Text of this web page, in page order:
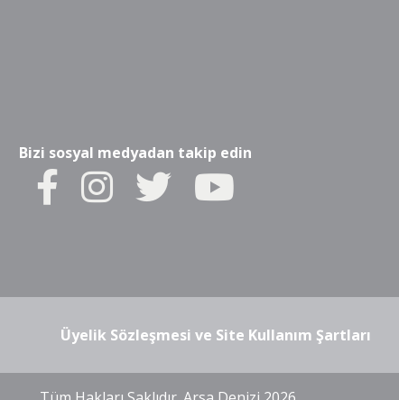
Bizi sosyal medyadan takip edin
Üyelik Sözleşmesi ve Site Kullanım Şartları